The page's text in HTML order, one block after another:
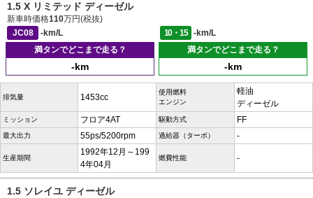
1.5 X リミテッド ディーゼル
新車時価格110万円(税抜)
JC08
-km/L 10・15
-km/L
満タンでどこまで走る？
-km
満タンでどこまで走る？
-km
排気量 1453cc
使用燃料
エンジン
軽油
ディーゼル
ミッション フロア4AT 駆動方式 FF
最大出力 55ps/5200rpm 過給器（ターボ） -
生産期間
1992年12月～199
4年04月
燃費性能 -
1.5 ソレイユ ディーゼル